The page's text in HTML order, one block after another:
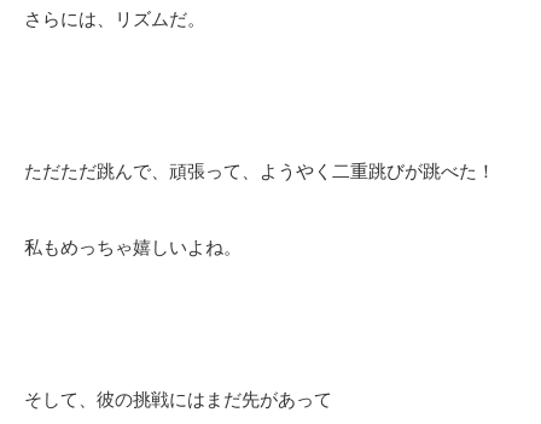
さらには、リズムだ。
ただただ跳んで、頑張って、ようやく二重跳びが跳べた！
私もめっちゃ嬉しいよね。
そして、彼の挑戦にはまだ先があって